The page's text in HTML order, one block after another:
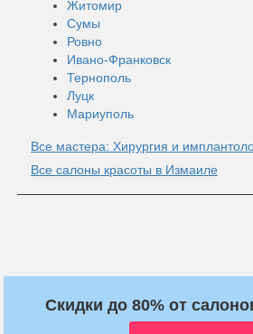
Житомир
Сумы
Ровно
Ивано-Франковск
Тернополь
Луцк
Мариуполь
Все мастера: Хирургия и
Все салоны красоты в Измаиле
Скидки до 80% от